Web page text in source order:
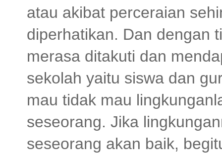
atau akibat perceraian
diperhatikan. Dan dengan
merasa ditakuti dan
sekolah yaitu siswa dan
mau tidak mau
seseorang. Jika
seseorang akan baik,